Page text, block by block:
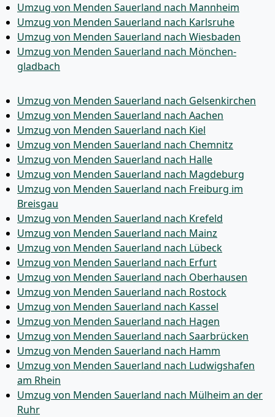
Umzug von Menden Sauerland nach Mannheim
Umzug von Menden Sauerland nach Karlsruhe
Umzug von Menden Sauerland nach Wiesbaden
Umzug von Menden Sauerland nach Mönchen­
gladbach
Umzug von Menden Sauerland nach Gelsenkirchen
Umzug von Menden Sauerland nach Aachen
Umzug von Menden Sauerland nach Kiel
Umzug von Menden Sauerland nach Chemnitz
Umzug von Menden Sauerland nach Halle
Umzug von Menden Sauerland nach Magdeburg
Umzug von Menden Sauerland nach Freiburg im
Breisgau
Umzug von Menden Sauerland nach Krefeld
Umzug von Menden Sauerland nach Mainz
Umzug von Menden Sauerland nach Lübeck
Umzug von Menden Sauerland nach Erfurt
Umzug von Menden Sauerland nach Oberhausen
Umzug von Menden Sauerland nach Rostock
Umzug von Menden Sauerland nach Kassel
Umzug von Menden Sauerland nach Hagen
Umzug von Menden Sauerland nach Saarbrücken
Umzug von Menden Sauerland nach Hamm
Umzug von Menden Sauerland nach Ludwigshafen
am Rhein
Umzug von Menden Sauerland nach Mülheim an der
Ruhr